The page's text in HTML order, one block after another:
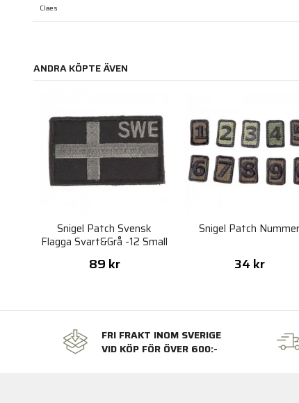
Claes
ANDRA KÖPTE ÄVEN
Snigel Patch Svensk
Flagga Svart&Grå -12 Small
89 kr
Snigel Patch Nummer
34 kr
FRI FRAKT INOM SVERIGE
VID KÖP FÖR ÖVER 600:-